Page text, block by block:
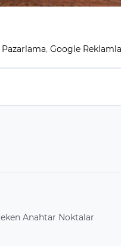
, Google
Anahtar Noktalar